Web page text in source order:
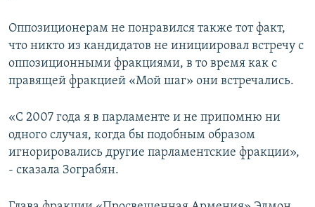
Оппозиционерам не понравился также тот факт,
что никто из кандидатов не инициировал встречу с
оппозиционными фракциями, в то время как с
правящей фракцией «Мой шаг» они встречались.
«С 2007 года я в парламенте и не припомню ни
одного случая, когда бы подобным образом
игнорировались другие парламентские фракции»,
- сказала Зограбян.